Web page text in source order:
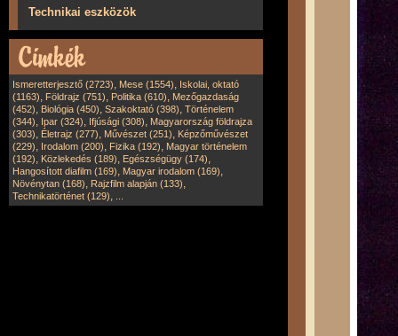
Technikai eszközök
Ismeretterjesztő (2723), Mese (1554), Iskolai, oktató
(1163), Földrajz (751), Politika (610), Mezőgazdaság
(452), Biológia (450), Szakoktató (398), Történelem
(344), Ipar (324), Ifjúsági (308), Magyarország földrajza
(303), Életrajz (277), Művészet (251), Képzőművészet
(229), Irodalom (200), Fizika (192), Magyar történelem
(192), Közlekedés (189), Egészségügy (174),
Hangosított diafilm (169), Magyar irodalom (169),
Növénytan (168), Rajzfilm alapján (133),
Technikatörténet (129),